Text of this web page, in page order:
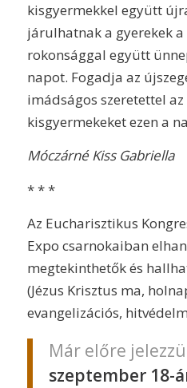
kisgyermekkel együtt
járulhatnak a gyerekek
rokonsággal együtt
napot. Fogadja az
imádságos szeretettel
kisgyermekeket ezen a
Móczárné Kiss Gabriella
* * *
Az Eucharisztikus
Expo csarnokaiban
megtekinthetők és
(Jézus Krisztus ma,
evangelizációs,
Már előre
szeptember 18-